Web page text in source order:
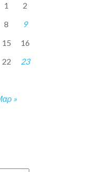
»
1
2
8
9
15
16
22
23